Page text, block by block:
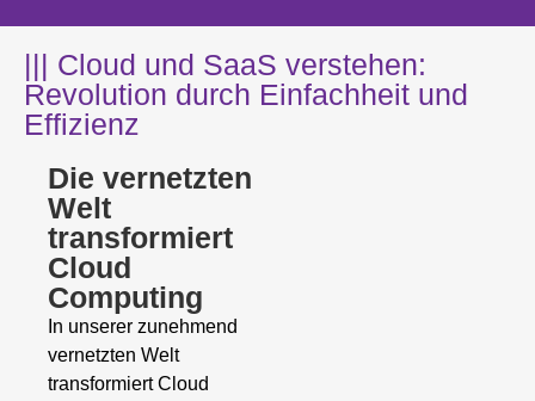
||| Cloud und SaaS verstehen:
Revolution durch Einfachheit und
Effizienz
Die vernetzten
Welt
transformiert
Cloud
Computing
In unserer zunehmend
vernetzten Welt
transformiert Cloud